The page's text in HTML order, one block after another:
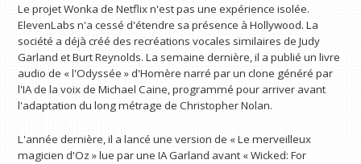
Le projet Wonka de Netflix n'est pas une expérience isolée.
ElevenLabs n'a cessé d'étendre sa présence à Hollywood. La
société a déjà créé des recréations vocales similaires de Judy
Garland et Burt Reynolds. La semaine dernière, il a publié un livre
audio de « l'Odyssée » d'Homère narré par un clone généré par
l'IA de la voix de Michael Caine, programmé pour arriver avant
l'adaptation du long métrage de Christopher Nolan.
L'année dernière, il a lancé une version de « Le merveilleux
magicien d'Oz » lue par une IA Garland avant « Wicked: For